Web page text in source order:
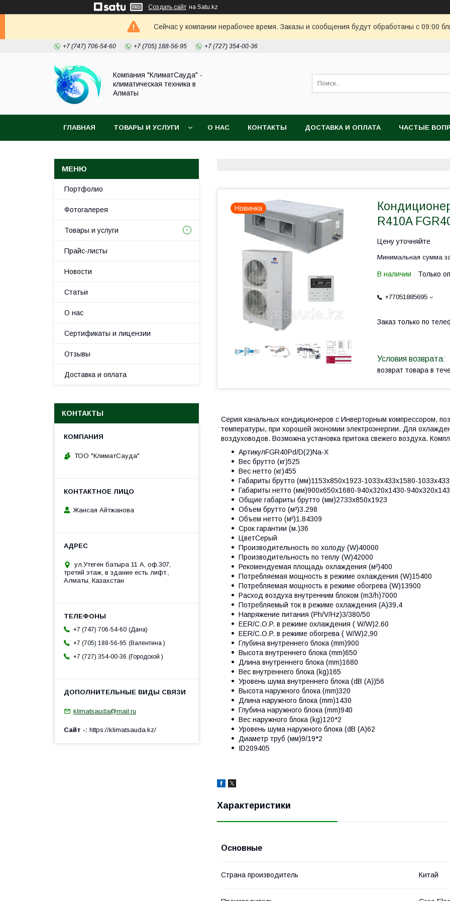
Создать сайт на Satu.kz
Сейчас у компании нерабочее время. Заказы и сообщения будут обработаны с 09:00
+7 (747) 706-54-60 +7 (705) 188-56-95 +7 (727) 354-00-36
Компания "КлиматСауда" -
климатическая техника в
Алматы
ГЛАВНАЯ ТОВАРЫ И УСЛУГИ О НАС КОНТАКТЫ ДОСТАВКА И ОПЛАТА ЧАСТЫЕ
Новинка
R410A
Цену уточняйте
Минимальная сумма
В наличии Только
+77051885695
Заказ только по
возврат товара в
Серия канальных кондиционеров с Инверторным компрессором,
температуры, при хорошей экономии электроэнергии. Для
воздуховодов. Возможна установка притока свежего воздуха.
АртикулFGR40Pd/D(2)Na-X
Вес брутто (кг)525
Вес нетто (кг)455
Габариты брутто (мм)1153x850x1923-1033x433x1580-
Габариты нетто (мм)900x650x1680-940x320x1430-
Общие габариты брутто (мм)2733x850x1923
Объем брутто (м³)3.298
Объем нетто (м³)1.84309
Срок гарантии (м.)36
ЦветСерый
Производительность по холоду (W)40000
Производительность по теплу (W)42000
Рекомендуемая площадь охлаждения (м²)400
Потребляемая мощность в режиме охлаждения (W)15400
Потребляемая мощность в режиме обогрева (W)13900
Расход воздуха внутренним блоком (m3/h)7000
Потребляемый ток в режиме охлаждения (A)39,4
Напряжение питания (Ph/V/Hz)3/380/50
EER/C.O.P. в режиме охлаждения ( W/W)2.60
EER/C.O.P. в режиме обогрева ( W/W)2,90
Глубина внутреннего блока (mm)900
Высота внутреннего блока (mm)650
Длина внутреннего блока (mm)1680
Вес внутреннего блока (kg)165
Уровень шума внутреннего блока (dB (A))56
Высота наружного блока (mm)320
Длина наружного блока (mm)1430
Глубина наружного блока (mm)940
Вес наружного блока (kg)120*2
Уровень шума наружного блока (dB (A)62
Диаметр труб (мм)9/19*2
ID209405
Характеристики
Основные
Страна производитель Китай
Портфолио
Фотогалерея
Товары и услуги
Прайс-листы
Новости
Статьи
О нас
Сертификаты и лицензии
Отзывы
Доставка и оплата
КОНТАКТЫ
ТОО "КлиматСауда"
Жансая Айтжанова
ул.Утеген батыра 11 А, оф.307,
третий этаж, в здание есть лифт.,
Алматы, Казахстан
+7 (747) 706-54-60 Дана
+7 (705) 188-56-95
Валентина
+7 (727) 354-00-36
Городской
klimatsauda@mail.ru
Сайт - https://klimatsauda.kz/